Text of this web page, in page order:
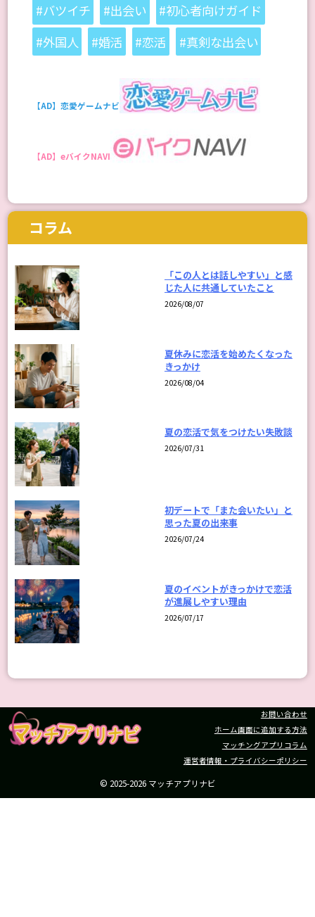
#バツイチ
#出会い
#初心者向けガイド
#外国人
#婚活 #恋活 #真剣な出会い
【AD】恋愛ゲームナビ
【AD】eバイクNAVI
コラム
「この人とは話しやすい」と感
じた人に共通していたこと
2026/08/07
夏休みに恋活を始めたくなった
きっかけ
2026/08/04
夏の恋活で気をつけたい失敗談
2026/07/31
初デートで「また会いたい」と
思った夏の出来事
2026/07/24
夏のイベントがきっかけで恋活
が進展しやすい理由
2026/07/17
お問い合わせ
ホーム画面に追加する方法
マッチングアプリコラム
運営者情報・プライバシーポリシー
© 2025-2026 マッチアプリナビ